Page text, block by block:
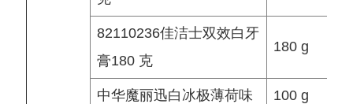
82110236佳洁士双效白牙
膏180 克
180 g
中华魔丽迅白冰极薄荷味 100 g